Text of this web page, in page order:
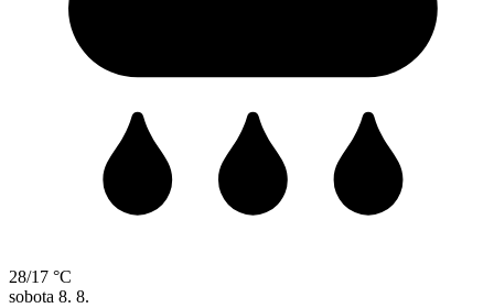
28/17 °C
sobota 8. 8.